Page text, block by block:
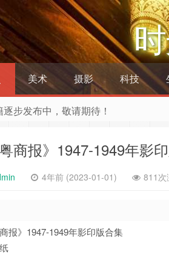
美术 摄影 科技
步发布中，敬请期待！
商报》1947-1949年影
4年前 (2023-01-01) 811次
报》1947-1949年影印版合集